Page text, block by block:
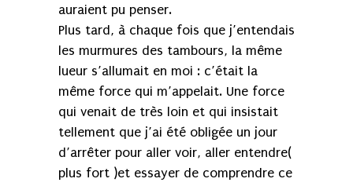
auraient pu penser.
Plus tard, à chaque fois que j’entendais
les murmures des tambours, la même
lueur s’allumait en moi : c’était la
même force qui m’appelait. Une force
qui venait de très loin et qui insistait
tellement que j’ai été obligée un jour
d’arrêter pour aller voir, aller entendre(
plus fort )et essayer de comprendre ce